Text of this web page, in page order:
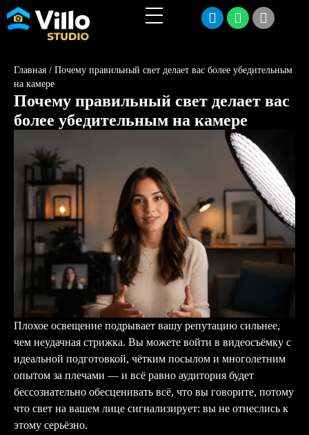
Главная / Почему правильный свет делает вас более убедительным
на камере
Почему правильный свет делает вас
более убедительным на камере
Плохое освещение подрывает вашу репутацию сильнее,
чем неудачная стрижка. Вы можете войти в видеосъёмку с
идеальной подготовкой, чётким посылом и многолетним
опытом за плечами — и всё равно аудитория будет
бессознательно обесценивать всё, что вы говорите, потому
что свет на вашем лице сигнализирует: вы не отнеслись к
этому серьёзно.